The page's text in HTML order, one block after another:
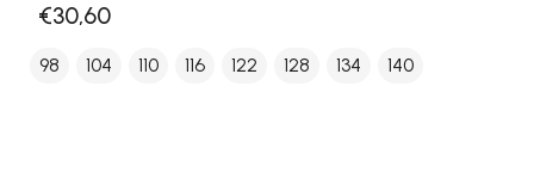
€30,60
98 104 110 116 122 128 134 140